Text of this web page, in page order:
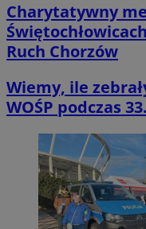
Charytatywny
Ruch Chorzów
Wiemy, ile
WOŚP podczas